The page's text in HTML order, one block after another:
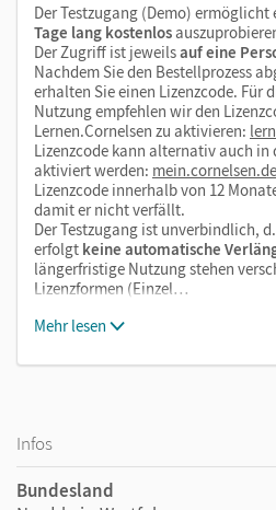
Der Testzugang (Demo) ermöglicht
Tage lang kostenlos
Der Zugriff ist jeweilsauf eine
Nachdem Sie den Bestellprozess
erhalten Sie einen Lizenzcode. Für
Nutzung empfehlen wir den
Lernen.Cornelsen zu aktivieren:
Lizenzcode kann alternativ auch
aktiviert werden: mein.cornelsen.de
Lizenzcode innerhalb von 12
damit er nicht verfällt.
Der Testzugang ist unverbindlich,
erfolgt keine automatische
längerfristige Nutzung stehen
Lizenzformen (Einzel…
Mehr lesen
Infos
Bundesland